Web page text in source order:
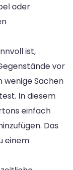
oder
ist,
vor
wenige Sachen
In diesem
einfach
Das
einem